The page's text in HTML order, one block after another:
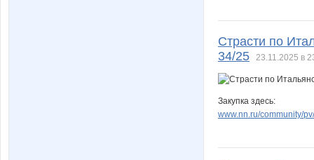
Страсти по
34/25
23.11.2025 в
Закупка здесь:
www.nn.ru/community/